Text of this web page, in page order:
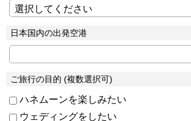
日本国内の出発空港
ご旅行の目的 (複数選択可)
ハネムーンを楽しみたい
ウェディングをしたい